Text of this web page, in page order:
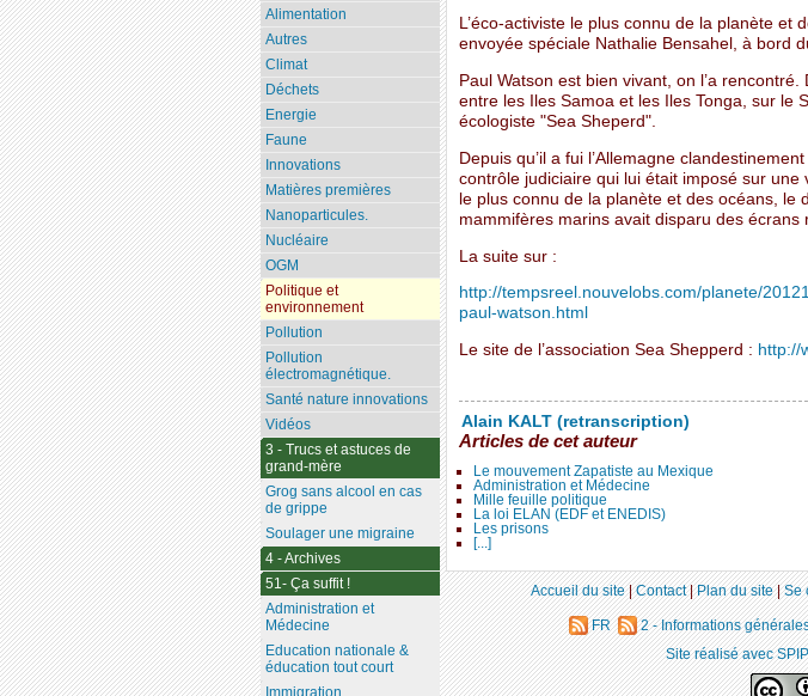
L’éco-activiste le plus connu de la planète et
envoyée spéciale Nathalie Bensahel, à bord
Paul Watson est bien vivant, on l’a
entre les Iles Samoa et les Iles Tonga, sur le
écologiste "Sea Sheperd".
Depuis qu’il a fui l’Allemagne
contrôle judiciaire qui lui était imposé sur une
le plus connu de la planète et des océans, le
mammifères marins avait disparu des écrans
La suite sur :
http://tempsreel.nouvelobs.com/planete/
paul-watson.html
Le site de l’association Sea Shepperd : http://
Alain KALT (retranscription)
Articles de cet auteur
Le mouvement Zapatiste au Mexique
Administration et Médecine
Mille feuille politique
La loi ELAN (EDF et ENEDIS)
Les prisons
[...]
Alimentation
Autres
Climat
Déchets
Energie
Faune
Innovations
Matières premières
Nanoparticules.
Nucléaire
OGM
Politique et
environnement
Pollution
Pollution
électromagnétique.
Santé nature innovations
Vidéos
3 - Trucs et astuces de
grand-mère
Grog sans alcool en cas
de grippe
Soulager une migraine
4 - Archives
51- Ça suffit !
Administration et
Médecine
Education nationale &
éducation tout court
Accueil du site|Contact|Plan du site|Se
FR 2 - Informations
Site réalisé avec